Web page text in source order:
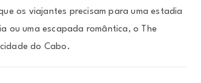
os viajantes precisam para uma estadia
ou uma escapada romântica, o The
do Cabo.